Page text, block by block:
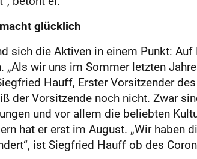
glücklich
sich die Aktiven in einem Punkt:
„Als wir uns im Sommer letzten
Hauff, Erster Vorsitzender
der Vorsitzende noch nicht. Zwar
und vor allem die beliebten
hat er erst im August. „Wir haben
ist Siegfried Hauff ob des